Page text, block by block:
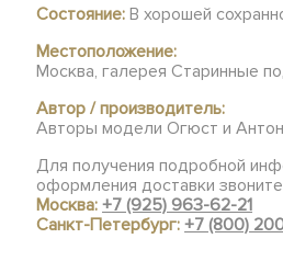
Состояние: В хорошей
Местоположение:
Москва, галерея Старинные
Автор / производитель:
Авторы модели Огюст и
Для получения подробной
оформления доставки
Москва:+7 (925) 963-62-21
Санкт-Петербург:+7 (800)